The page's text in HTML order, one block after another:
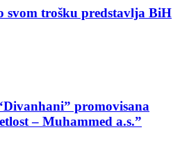
svom trošku predstavlja BiH
promovisana
– Muhammed a.s.”